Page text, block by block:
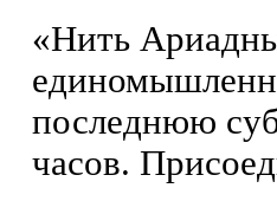
«Нить
последнюю
часов.